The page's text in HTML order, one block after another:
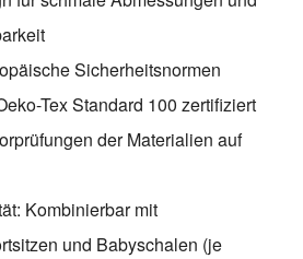
Sicherheitsnormen
Tex Standard 100 zertifiziert
der Materialien auf
Kombinierbar mit
und Babyschalen (je